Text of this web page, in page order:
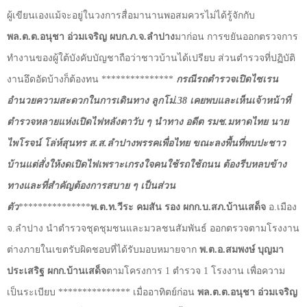
ผู้เขียนเองแม้จะอยู่ในวงการสื่อมานานพอสมควรไม่ได้รู้จักกับ
พล.ต.ต.อนุชา อ่วมเจริญ ผบก.ภ.จ.ลำปางมาก่อน การขยันออกตรวจการ
ทำงานของผู้ใต้บังคับบัญชาถือว่าชาวบ้านได้เปรียบ ส่วนตำรวจที่ปฏิบัติ
งานอึดอัดบ้างก็ต้องทน *************** กรณีรถตำรวจเปิดไซเรน
อำนวยความสะดวกในการเดินทาง ลูกโม่.38 เคยพบและเห็นเจ้าหน้าที่
ตำรวจหลายแห่งเปิดไฟหลังตาวับ ๆ นำทาง อดีต รมช.มหาดไทย นาย
ไพโรจน์ โล่ห์สุนทร ส.ส.ลำปางพรรคเพื่อไทย ขณะลงพื้นที่พบปะชาว
บ้านแต่สั่งให้งดเปิดไฟเพราะเกรงใจคนใช้รถใช้ถนน ต้องรีบหลบข้าง
ทางและที่สำคัญต้องการสบาย ๆ เป็นส่วน
ตัว***************พ.ต.ท.วีระ คมสัน รอง ผกก.บ.สภ.บ้านเสด็จ อ.เมือง
จ.ลำปาง นำตำรวจชุดชุมชนและมวลชนสัมพันธ์ ออกตรวจตามโรงงาน
ต่างภายในเขตรับผิดชอบที่ได้รับมอบหมายจาก พ.ต.อ.สมพงษ์ บุญมา
ประเสริฐ ผกก.บ้านเสด็จตามโครงการ 1 ตำรวจ 1 โรงงาน เพื่อความ
เป็นระเบียบ *************** เมื่ออาทิตย์ก่อน พล.ต.ต.อนุชา อ่วมเจริญ